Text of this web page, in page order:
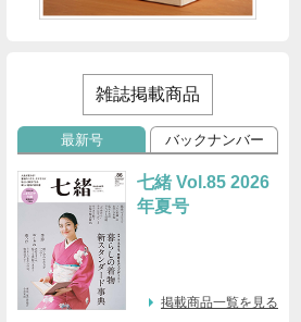
雑誌掲載商品
最新号
七緒 Vol.85 2026
年夏号
掲載商品一覧を見る
バックナンバー